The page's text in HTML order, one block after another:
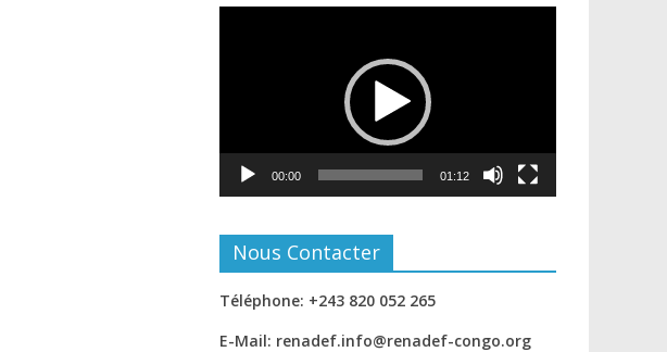
00:00 01:12
Nous Contacter
Téléphone: +243 820 052 265
E-Mail: renadef.info@renadef-congo.org